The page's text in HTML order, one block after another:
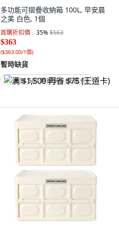
多功能可摺疊收納箱 100L, 早安晨
之美 白色, 1個
首購折扣價 35%$563
$363
($363.00/1個)
暫時缺貨
满 $1,500 再省 $75 (王道卡)